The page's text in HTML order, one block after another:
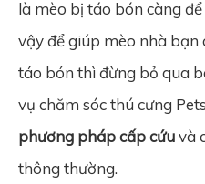
là mèo bị táo bón càng
vậy để giúp mèo nhà
táo bón thì đừng bỏ qua
vụ chăm sóc thú cưng
phương pháp cấp cứuvà
thông thường.